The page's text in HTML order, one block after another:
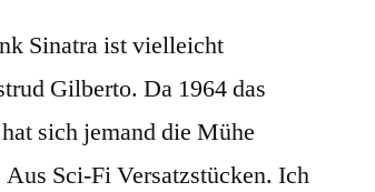
Sinatra ist vielleicht
Gilberto. Da 1964 das
sich jemand die Mühe
Sci-Fi Versatzstücken. Ich